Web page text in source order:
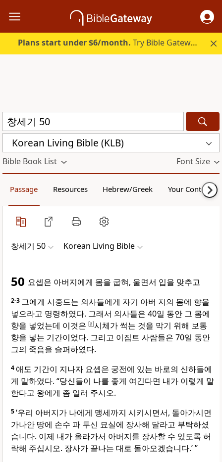
Plans start under $6/month. Try Bible Gateway Plus.
Korean Living Bible (KLB)
Bible Book List Font Size
Passage Resources Hebrew/Greek Your Content
창세기 50 Korean Living Bible
50 요셉은 아버지에게 몸을 굽혀, 울면서 입을 맞추고
2-3 그에게 시중드는 의사들에게 자기 아버 지의 몸에 향을
넣으라고 명령하였다. 그래서 의사들은 40일 동안 그 몸에
향을 넣었는데 이것은 [a]시체가 썩는 것을 막기 위해 보통
향을 넣는 기간이었다. 그리고 이집트 사람들은 70일 동안
그의 죽음을 슬퍼하였다.
4 애도 기간이 지나자 요셉은 궁전에 있는 바로의 신하들에
게 말하였다. “당신들이 나를 좋게 여긴다면 내가 이렇게 말
한다고 왕에게 좀 일러 주시오.
5‘우리 아버지가 나에게 맹세까지 시키시면서, 돌아가시면
가나안 땅에 손수 파 두신 묘실에 장사해 달라고 부탁하셨
습니다. 이제 내가 올라가서 아버지를 장사할 수 있도록 허
락해 주십시오. 장사가 끝나는 대로 돌아오겠습니다.’ ”